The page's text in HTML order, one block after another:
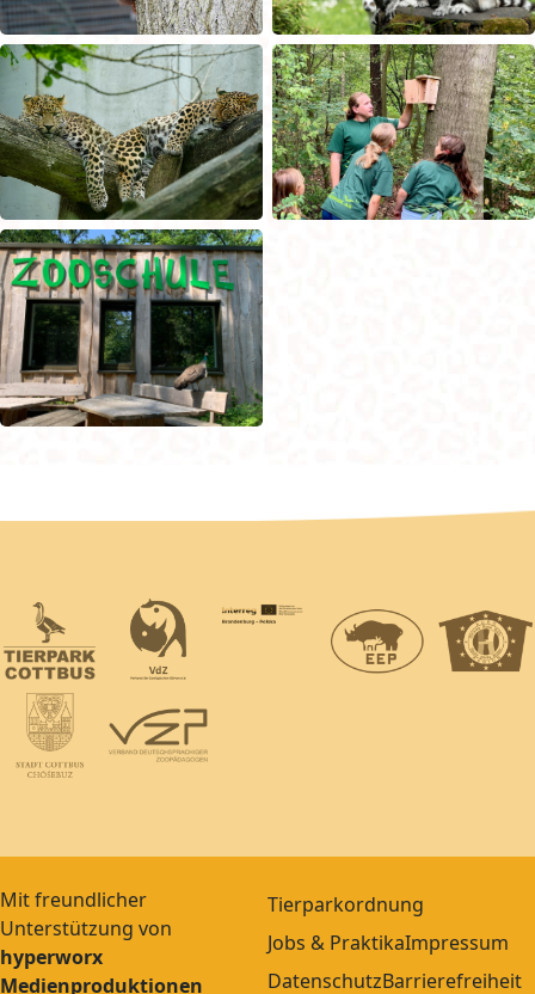
Mit freundlicher
Unterstützung von
hyperworx
Medienproduktionen
Tierparkordnung
Jobs & PraktikaImpressum
DatenschutzBarrierefreiheit